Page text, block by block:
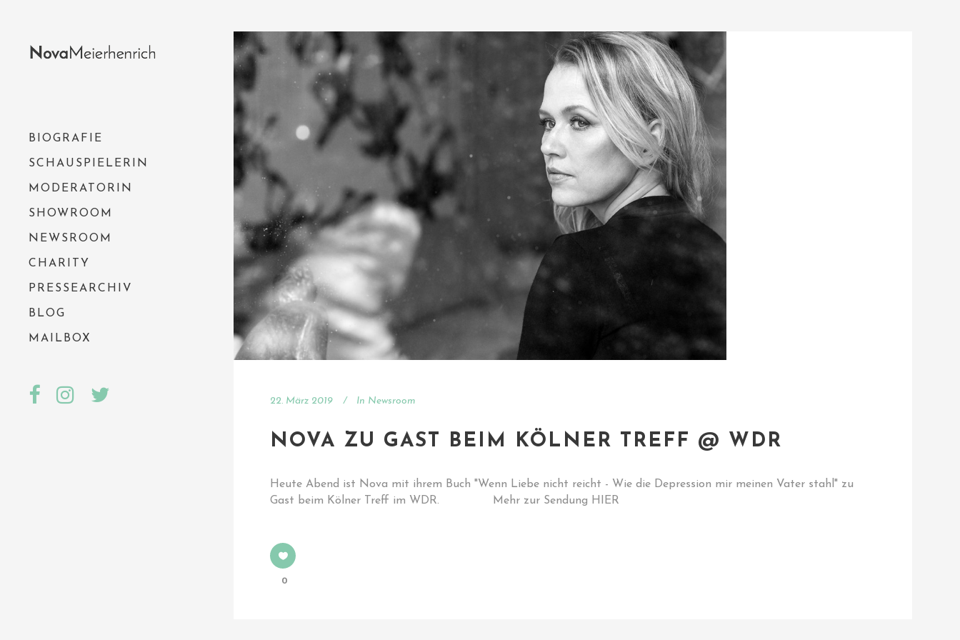
BIOGRAFIE
SCHAUSPIELERIN
MODERATORIN
SHOWROOM
NEWSROOM
CHARITY
PRESSEARCHIV
BLOG
MAILBOX
22. März 2019 In Newsroom
NOVA ZU GAST BEIM KÖLNER TREFF @ WDR
Heute Abend ist Nova mit ihrem Buch "Wenn Liebe nicht reicht - Wie die Depression mir meinen Vater stahl" zu
Gast beim Kölner Treff im WDR. Mehr zur Sendung HIER
0